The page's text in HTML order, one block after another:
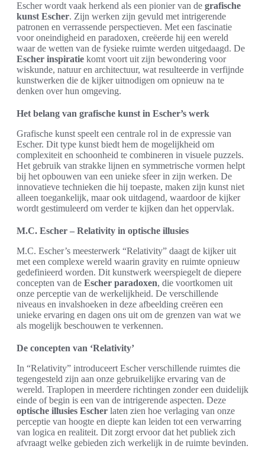
Escher wordt vaak herkend als een pionier van de grafische
kunst Escher. Zijn werken zijn gevuld met intrigerende
patronen en verrassende perspectieven. Met een fascinatie
voor oneindigheid en paradoxen, creëerde hij een wereld
waar de wetten van de fysieke ruimte werden uitgedaagd. De
Escher inspiratie komt voort uit zijn bewondering voor
wiskunde, natuur en architectuur, wat resulteerde in verfijnde
kunstwerken die de kijker uitnodigen om opnieuw na te
denken over hun omgeving.
Het belang van grafische kunst in Escher’s werk
Grafische kunst speelt een centrale rol in de expressie van
Escher. Dit type kunst biedt hem de mogelijkheid om
complexiteit en schoonheid te combineren in visuele puzzels.
Het gebruik van strakke lijnen en symmetrische vormen helpt
bij het opbouwen van een unieke sfeer in zijn werken. De
innovatieve technieken die hij toepaste, maken zijn kunst niet
alleen toegankelijk, maar ook uitdagend, waardoor de kijker
wordt gestimuleerd om verder te kijken dan het oppervlak.
M.C. Escher – Relativity in optische illusies
M.C. Escher’s meesterwerk “Relativity” daagt de kijker uit
met een complexe wereld waarin gravity en ruimte opnieuw
gedefinieerd worden. Dit kunstwerk weerspiegelt de diepere
concepten van de Escher paradoxen, die voortkomen uit
onze perceptie van de werkelijkheid. De verschillende
niveaus en invalshoeken in deze afbeelding creëren een
unieke ervaring en dagen ons uit om de grenzen van wat we
als mogelijk beschouwen te verkennen.
De concepten van ‘Relativity’
In “Relativity” introduceert Escher verschillende ruimtes die
tegengesteld zijn aan onze gebruikelijke ervaring van de
wereld. Traplopen in meerdere richtingen zonder een duidelijk
einde of begin is een van de intrigerende aspecten. Deze
optische illusies Escher laten zien hoe verlaging van onze
perceptie van hoogte en diepte kan leiden tot een verwarring
van logica en realiteit. Dit zorgt ervoor dat het publiek zich
afvraagt welke gebieden zich werkelijk in de ruimte bevinden.